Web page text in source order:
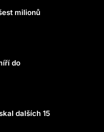
milionů
do
dalších 15